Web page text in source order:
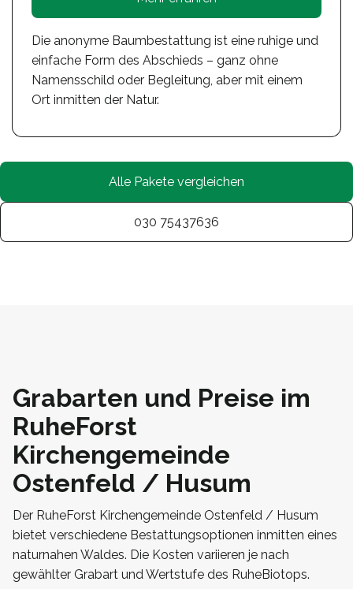
Die anonyme Baumbestattung ist eine ruhige und
einfache Form des Abschieds – ganz ohne
Namensschild oder Begleitung, aber mit einem
Ort inmitten der Natur.
Alle Pakete vergleichen
030 75437636
Grabarten und Preise im
RuheForst
Kirchengemeinde
Ostenfeld / Husum
Der RuheForst Kirchengemeinde Ostenfeld / Husum
bietet verschiedene Bestattungsoptionen inmitten eines
naturnahen Waldes. Die Kosten variieren je nach
gewählter Grabart und Wertstufe des RuheBiotops.